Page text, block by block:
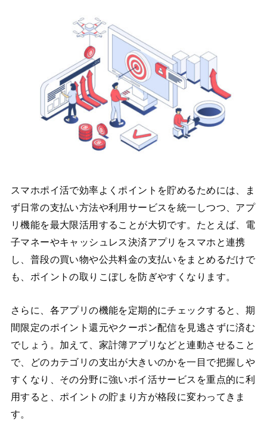
スマホポイ活で効率よくポイントを貯めるためには、ま
ず日常の支払い方法や利用サービスを統一しつつ、アプ
リ機能を最大限活用することが大切です。たとえば、電
子マネーやキャッシュレス決済アプリをスマホと連携
し、普段の買い物や公共料金の支払いをまとめるだけで
も、ポイントの取りこぼしを防ぎやすくなります。
さらに、各アプリの機能を定期的にチェックすると、期
間限定のポイント還元やクーポン配信を見逃さずに済む
でしょう。加えて、家計簿アプリなどと連動させること
で、どのカテゴリの支出が大きいのかを一目で把握しや
すくなり、その分野に強いポイ活サービスを重点的に利
用すると、ポイントの貯まり方が格段に変わってきま
す。